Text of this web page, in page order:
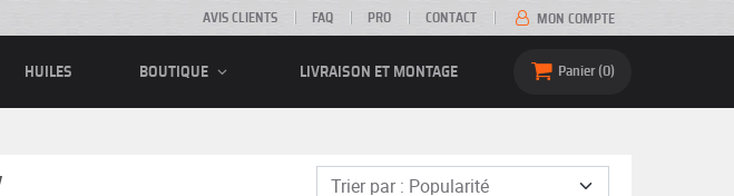
AVIS CLIENTS FAQ PRO CONTACT MON COMPTE
HUILES BOUTIQUE LIVRAISON ET MONTAGE Panier 0